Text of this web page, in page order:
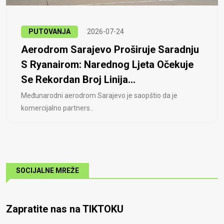
PUTOVANJA 2026-07-24
Aerodrom Sarajevo Proširuje Saradnju
S Ryanairom: Narednog Ljeta Očekuje
Se Rekordan Broj Linija...
Međunarodni aerodrom Sarajevo je saopštio da je
komercijalno partners..
SOCIJALNE MREŽE
Zapratite nas na TIKTOKU